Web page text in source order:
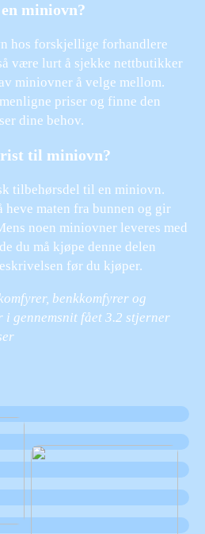
miniovn?
hos forskjellige forhandlere
være lurt å sjekke nettbutikker
miniovner å velge mellom.
priser og finne den
dine behov.
til miniovn?
tilbehørsdel til en miniovn.
heve maten fra bunnen og gir
noen miniovner leveres med
du må kjøpe denne delen
før du kjøper.
benkkomfyrer og
gennemsnit fået 3.2 stjerner